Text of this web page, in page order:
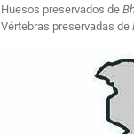
Huesos preservados de
Vértebras preservadas de